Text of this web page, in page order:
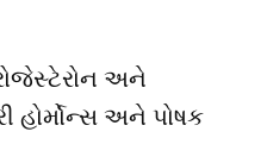
અને
હોર્મોન્સ અને પોષક